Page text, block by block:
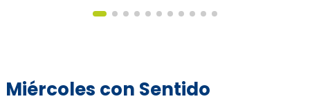
Miércoles con Sentido